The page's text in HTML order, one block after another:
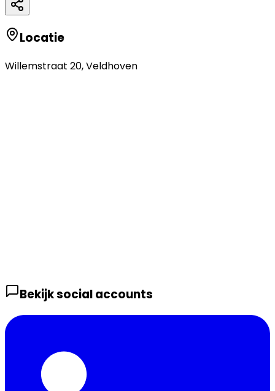
Locatie
Willemstraat 20,Veldhoven
Bekijk social accounts